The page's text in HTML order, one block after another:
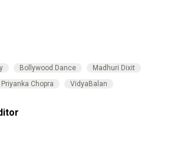
Bollywood Dance
Madhuri Dixit
Priyanka Chopra VidyaBalan